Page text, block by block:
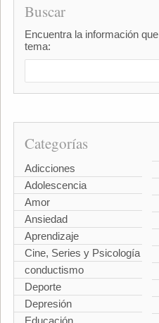
Buscar
Encuentra la información
tema:
Categorías
Adicciones
Adolescencia
Amor
Ansiedad
Aprendizaje
Cine, Series y Psicología
conductismo
Deporte
Depresión
Educación